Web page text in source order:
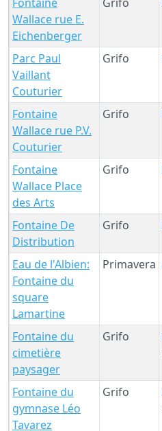
Wallace rue E.
Eichenberger
Parc Paul
Vaillant
Couturier
Grifo
Fontaine
Wallace rue P.V.
Couturier
Grifo
Fontaine
Wallace Place
des Arts
Grifo
Fontaine De
Distribution
Grifo
Eau de l'Albien:
Fontaine du
square
Lamartine
Primavera
Fontaine du
cimetière
paysager
Grifo
Fontaine du
gymnase Léo
Tavarez
Grifo